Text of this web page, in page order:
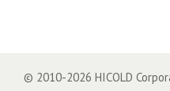
© 2010-2026 HICOLD